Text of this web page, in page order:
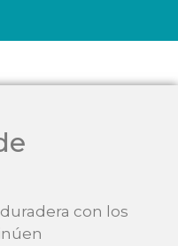
con los